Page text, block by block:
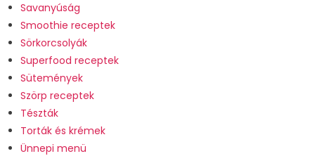
Savanyúság
Smoothie receptek
Sörkorcsolyák
Superfood receptek
Sütemények
Szörp receptek
Tészták
Torták és krémek
Ünnepi menü